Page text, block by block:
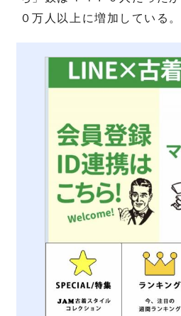
０万人以上に増加している。